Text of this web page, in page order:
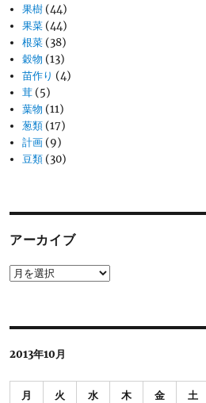
果樹 (44)
果菜 (44)
根菜 (38)
穀物 (13)
苗作り (4)
茸 (5)
葉物 (11)
葱類 (17)
計画 (9)
豆類 (30)
アーカイブ
ア
2013年10月
月 火 水 木 金 土